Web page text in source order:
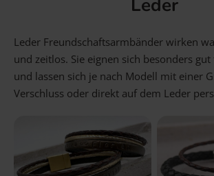
Leder
Leder Freundschaftsarmbänder wirken
und zeitlos. Sie eignen sich besonders
und lassen sich je nach Modell mit einer
Verschluss oder direkt auf dem Leder